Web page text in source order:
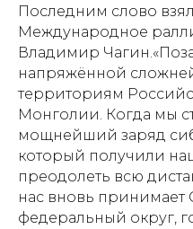
Последним слово
Международное
Владимир
напряжённой
территориям
Монголии. Когда мы
мощнейший заряд
который получили
преодолеть всю
нас вновь
федеральный округ,